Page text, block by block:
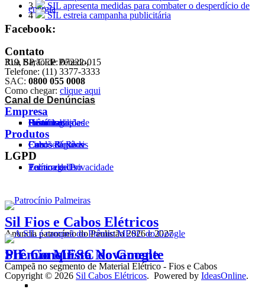
3
SIL apresenta medidas para combater o desperdício de
energia
4 SIL estreia campanha publicitária
Facebook:
Contato
Rua Barão de Penedo,
319, SP, CEP: 07222-015
Telefone: (11) 3377-3333
SAC: 0800 055 0008
Como chegar: clique aqui
Canal de Denúncias
Empresa
Histórico
Certificados
Homologações
Prêmios
Sustentabilidade
Produtos
Cabos Flexíveis
Cordões
Cabos Rígidos
Fios
Cabos de Rede
LGPD
Política de Privacidade
Termo de Uso
Encarregado
Sil Fios e Cabos Elétricos
Anuncia patrocínio do Paulistão 2026 e 2027
SIL Conquista Novamente
Prêmio MESC do Google
Campeã no segmento de Material Elétrico - Fios e Cabos
Copyright © 2026 Sil Cabos Elétricos. Powered by IdeasOnline.